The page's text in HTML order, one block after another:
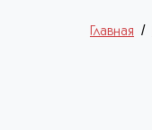
Главная /